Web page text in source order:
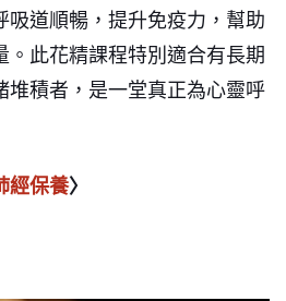
吸道順暢，提升免疫力，幫助
此花精課程特別適合有長期
堆積者，是一堂真正為心靈呼
經保養〉